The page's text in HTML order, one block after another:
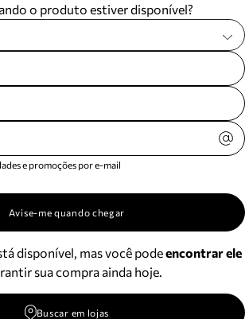
o produto estiver disponível?
e promoções por e-mail
Avise-me quando chegar
disponível, mas você podeencontrar ele
sua compra ainda hoje.
Buscar em lojas